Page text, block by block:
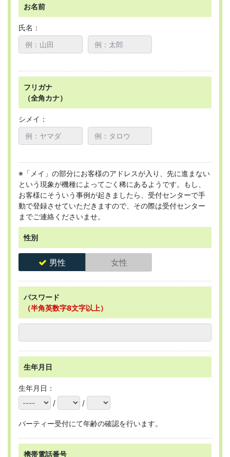
お名前
氏名：
フリガナ
（全角カナ）
シメイ：
※「メイ」の部分にお客様のアドレスが入り、先に進まない
という現象が機種によってごく稀にあるようです。もし、
お客様にそういう事例が起きましたら、受付センターで手
動で登録させていただきますので、その際は受付センター
までご連絡くださいませ。
性別
男性 女性
パスワード
（半角英数字8文字以上）
生年月日
生年月日：
/
/
パーティー受付にて年齢の確認を行います。
携帯電話番号